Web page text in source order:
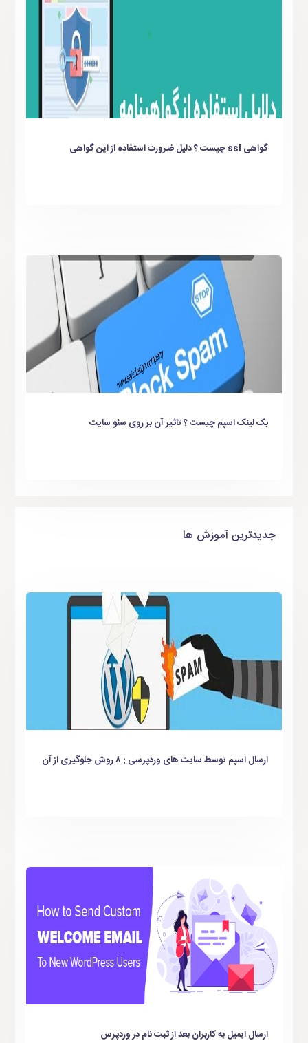
گواهی ssl چیست ؟ دلیل ضرورت استفاده از این گواهی
بک لینک اسپم چیست ؟ تاثیر آن بر روی سئو سایت
جدیدترین آموزش ها
ارسال اسپم توسط سایت های وردپرسی ; ۸ روش جلوگیری از آن
ارسال ایمیل به کاربران بعد از ثبت‌ نام در وردپرس